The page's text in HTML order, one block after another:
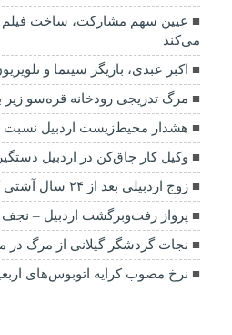
عیین سهم مشارکت، ساخت فیلم
می‌کند
اکبر عبدی، بازیگر سینما و
مرگ تدریجی رودخانه قره‌سو
هشدار محیط‌زیست اردبیل نسبت
وکیل کار چاق‌کن در اردبیل
زوج اردبیلی بعد از ۲۴ سال آشتی کردند
پرواز رفت‌وبرگشت اردبیل – نجف
نجات گردشگر گیلانی از مرگ
نرخ مصوب کرایه اتوبوس‌های